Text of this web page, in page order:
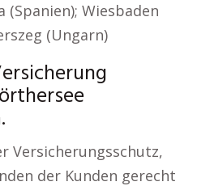
(Spanien); Wiesbaden
(Ungarn)
Versicherungsschutz,
der Kunden gerecht